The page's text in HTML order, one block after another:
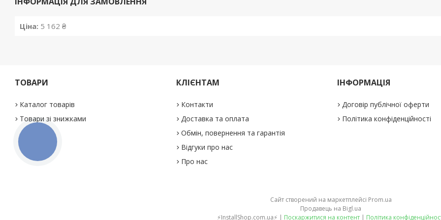
Ціна: 5 162 ₴
ТОВАРИ
Каталог товарів
Товари зі знижками
КЛІЄНТАМ
Контакти
Доставка та оплата
Обмін, повернення та гарантія
Відгуки про нас
Про нас
ІНФОРМАЦІЯ
Договір публічної оферти
Політика конфіденційності
Сайт створений на маркетплейсі Prom.ua
Продавець на Bigl.ua
Поскаржитися на контент Політика